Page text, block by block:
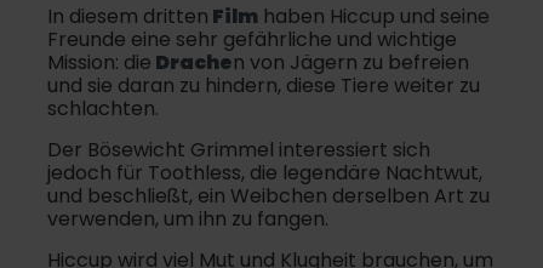
In diesem dritten Film haben Hiccup und seine
Freunde eine sehr gefährliche und wichtige
Mission: die Drachen von Jägern zu befreien
und sie daran zu hindern, diese Tiere weiter zu
schlachten.
Der Bösewicht Grimmel interessiert sich
jedoch für Toothless, die legendäre Nachtwut,
und beschließt, ein Weibchen derselben Art zu
verwenden, um ihn zu fangen.
Hiccup wird viel Mut und Klugheit brauchen, um